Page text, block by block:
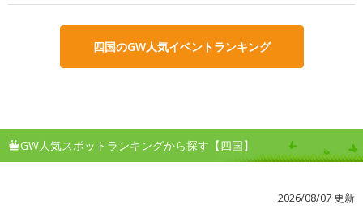
四国のGW人気イベントランキング
GW人気スポットランキングから探す【四国】
2026/08/07 更新